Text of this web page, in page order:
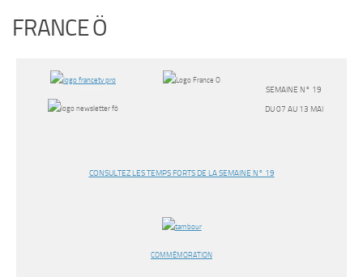
FRANCE Ö
SEMAINE N° 19
DU 07 AU 13 MAI
CONSULTEZ LES TEMPS FORTS DE LA SEMAINE N° 19
COMMÉMORATION